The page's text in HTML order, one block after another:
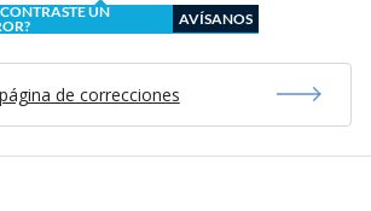
UN
AVÍSANOS
de correcciones